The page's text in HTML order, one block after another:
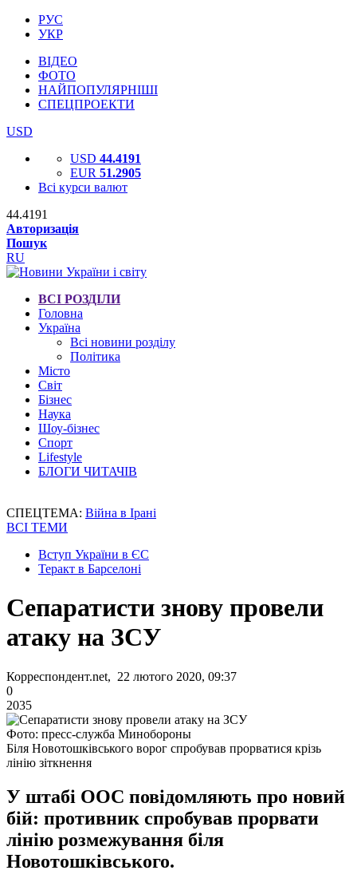
РУС
УКР
ВІДЕО
ФОТО
НАЙПОПУЛЯРНІШІ
СПЕЦПРОЕКТИ
USD
USD 44.4191
EUR 51.2905
Всі курси валют
44.4191
Авторизація
Пошук
RU
ВСІ РОЗДІЛИ
Головна
Україна
Всі новини розділу
Політика
Місто
Світ
Бізнес
Наука
Шоу-бізнес
Спорт
Lifestyle
БЛОГИ ЧИТАЧІВ
СПЕЦТЕМА: Війна в Ірані
ВСІ ТЕМИ
Вступ України в ЄС
Теракт в Барселоні
Сепаратисти знову провели
атаку на ЗСУ
Корреспондент.net, 22 лютого 2020, 09:37
0
2035
Фото: пресс-служба Минобороны
Біля Новотошківського ворог спробував прорватися крізь
лінію зіткнення
У штабі ООС повідомляють про новий
бій: противник спробував прорвати
лінію розмежування біля
Новотошківського.